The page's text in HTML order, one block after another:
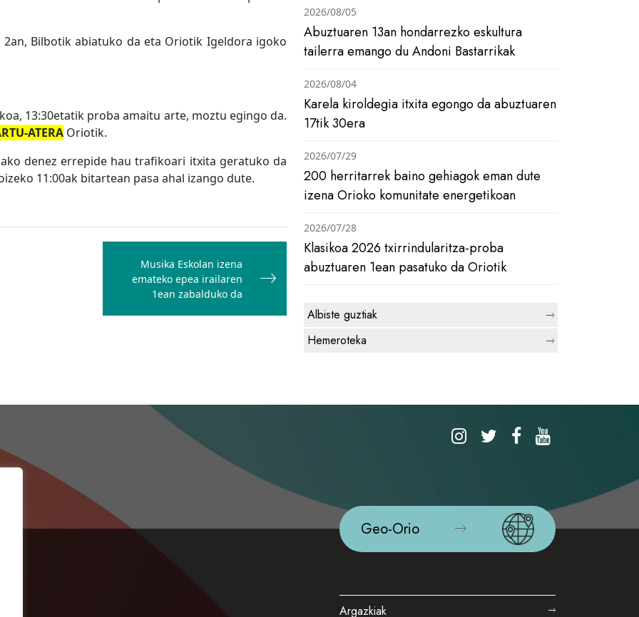
2an, Bilbotik abiatuko da eta Oriotik Igeldora igoko
13:30etatik proba amaitu arte, moztu egingo da.
ATERA Oriotik.
denez errepide hau trafikoari itxita geratuko da
11:00ak bitartean pasa ahal izango dute.
Musika Eskolan izena
emateko epea irailaren
1ean zabalduko da
Abuztuaren 13an hondarrezko eskultura
tailerra emango du Andoni Bastarrikak
2026/08/05
Karela kiroldegia itxita egongo da abuztuaren
17tik 30era
2026/08/04
200 herritarrek baino gehiagok eman dute
izena Orioko komunitate energetikoan
2026/07/29
Klasikoa 2026 txirrindularitza-proba
abuztuaren 1ean pasatuko da Oriotik
2026/07/28
Albiste guztiak
Hemeroteka
Geo-Orio
Argazkiak